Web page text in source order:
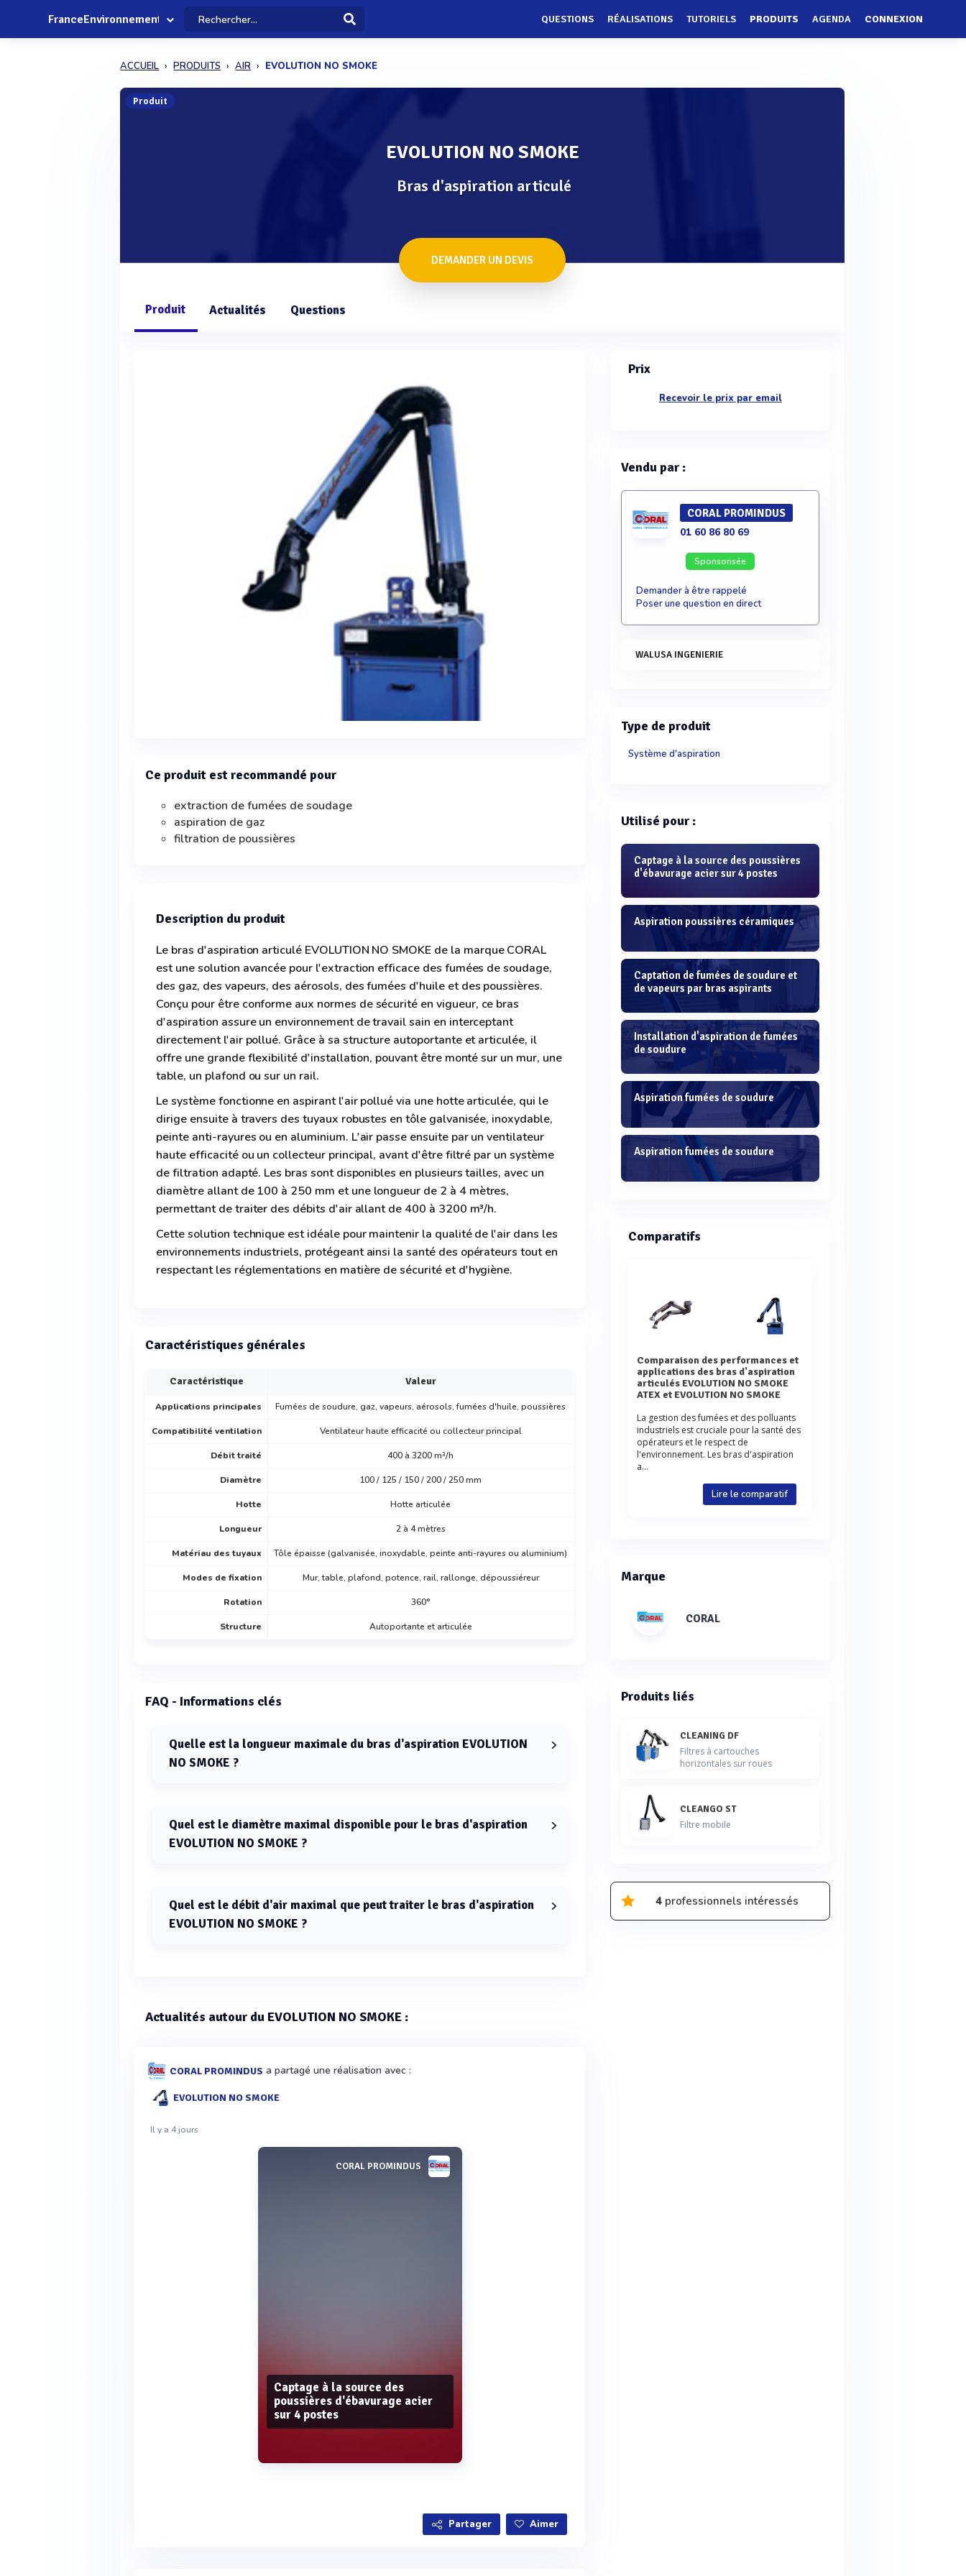
FranceEnvironnement QUESTIONS RÉALISATIONS TUTORIELS PRODUITS AGENDA CONNEXION
ACCUEIL PRODUITS AIR EVOLUTION NO SMOKE
Produit
EVOLUTION NO SMOKE
Bras d'aspiration articulé
DEMANDER UN DEVIS
Produit Actualités Questions
Ce produit est recommandé pour
extraction de fumées de soudage
aspiration de gaz
filtration de poussières
Description du produit
Le bras d'aspiration articulé EVOLUTION NO SMOKE de la marque CORAL
est une solution avancée pour l'extraction efficace des fumées de soudage,
des gaz, des vapeurs, des aérosols, des fumées d'huile et des poussières.
Conçu pour être conforme aux normes de sécurité en vigueur, ce bras
d'aspiration assure un environnement de travail sain en interceptant
directement l'air pollué. Grâce à sa structure autoportante et articulée, il
offre une grande flexibilité d'installation, pouvant être monté sur un mur, une
table, un plafond ou sur un rail.
Le système fonctionne en aspirant l'air pollué via une hotte articulée, qui le
dirige ensuite à travers des tuyaux robustes en tôle galvanisée, inoxydable,
peinte anti-rayures ou en aluminium. L'air passe ensuite par un ventilateur
haute efficacité ou un collecteur principal, avant d'être filtré par un système
de filtration adapté. Les bras sont disponibles en plusieurs tailles, avec un
diamètre allant de 100 à 250 mm et une longueur de 2 à 4 mètres,
permettant de traiter des débits d'air allant de 400 à 3200 m³/h.
Cette solution technique est idéale pour maintenir la qualité de l'air dans les
environnements industriels, protégeant ainsi la santé des opérateurs tout en
respectant les réglementations en matière de sécurité et d'hygiène.
Caractéristiques générales
Caractéristique Valeur
Applications principales Fumées de soudure, gaz, vapeurs, aérosols, fumées d'huile, poussières
Compatibilité ventilation Ventilateur haute efficacité ou collecteur principal
Débit traité 400 à 3200 m³/h
Diamètre 100 / 125 / 150 / 200 / 250 mm
Hotte Hotte articulée
Longueur 2 à 4 mètres
Matériau des tuyaux Tôle épaisse (galvanisée, inoxydable, peinte anti-rayures ou aluminium)
Modes de fixation Mur, table, plafond, potence, rail, rallonge, dépoussiéreur
Rotation 360°
Structure Autoportante et articulée
FAQ - Informations clés
Quelle est la longueur maximale du bras d'aspiration EVOLUTION
NO SMOKE ?
Quel est le diamètre maximal disponible pour le bras d'aspiration
EVOLUTION NO SMOKE ?
Quel est le débit d'air maximal que peut traiter le bras d'aspiration
EVOLUTION NO SMOKE ?
Actualités autour du EVOLUTION NO SMOKE :
CORAL PROMINDUS a partagé une réalisation avec :
EVOLUTION NO SMOKE
Il y a 4 jours
CORAL PROMINDUS
Captage à la source des
poussières d'ébavurage acier
sur 4 postes
Partager Aimer
Prix
Recevoir le prix par email
Vendu par :
CORAL PROMINDUS
01 60 86 80 69
Sponsorisée
Demander à être rappelé
Poser une question en direct
WALUSA INGENIERIE
Type de produit
Système d'aspiration
Utilisé pour :
Captage à la source des poussières
d'ébavurage acier sur 4 postes
Aspiration poussières céramiques
Captation de fumées de soudure et
de vapeurs par bras aspirants
Installation d'aspiration de fumées
de soudure
Aspiration fumées de soudure
Aspiration fumées de soudure
Comparatifs
Comparaison des performances et
applications des bras d'aspiration
articulés EVOLUTION NO SMOKE
ATEX et EVOLUTION NO SMOKE
La gestion des fumées et des polluants
industriels est cruciale pour la santé des
opérateurs et le respect de
l'environnement. Les bras d'aspiration
a...
Lire le comparatif
Marque
CORAL
Produits liés
CLEANING DF
Filtres à cartouches
horizontales sur roues
CLEANGO ST
Filtre mobile
4professionnels intéressés